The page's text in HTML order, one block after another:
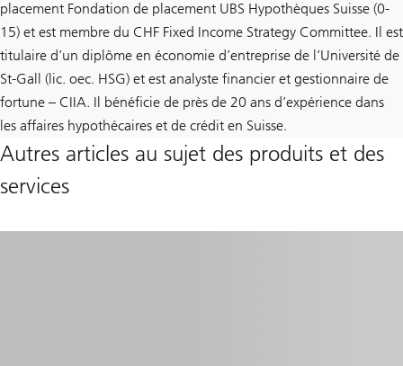
placement Fondation de placement UBS Hypothèques Suisse (0-
15) et est membre du CHF Fixed Income Strategy Committee. Il est
titulaire d’un diplôme en économie d’entreprise de l’Université de
St-Gall (lic. oec. HSG) et est analyste financier et gestionnaire de
fortune – CIIA. Il bénéficie de près de 20 ans d’expérience dans
les affaires hypothécaires et de crédit en Suisse.
Autres articles au sujet des produits et des
services